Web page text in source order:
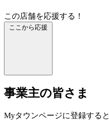
この店舗を応援する！
ここから応援
事業主の皆さま
Myタウンページに登録すると